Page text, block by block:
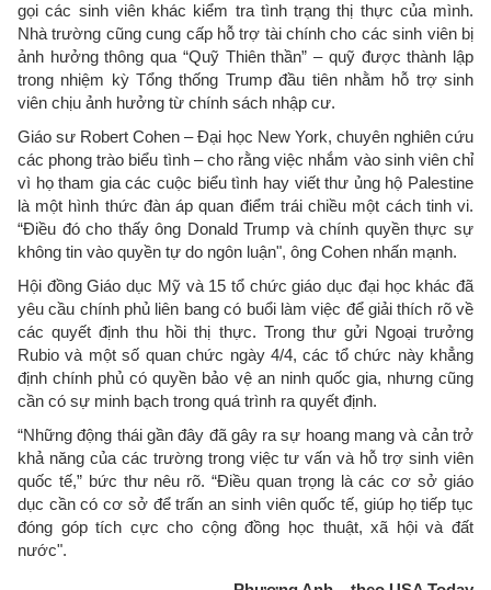
gọi các sinh viên khác kiểm tra tình trạng thị thực của mình.
Nhà trường cũng cung cấp hỗ trợ tài chính cho các sinh viên bị
ảnh hưởng thông qua “Quỹ Thiên thần” – quỹ được thành lập
trong nhiệm kỳ Tổng thống Trump đầu tiên nhằm hỗ trợ sinh
viên chịu ảnh hưởng từ chính sách nhập cư.
Giáo sư Robert Cohen – Đại học New York, chuyên nghiên cứu
các phong trào biểu tình – cho rằng việc nhắm vào sinh viên chỉ
vì họ tham gia các cuộc biểu tình hay viết thư ủng hộ Palestine
là một hình thức đàn áp quan điểm trái chiều một cách tinh vi.
“Điều đó cho thấy ông Donald Trump và chính quyền thực sự
không tin vào quyền tự do ngôn luận", ông Cohen nhấn mạnh.
Hội đồng Giáo dục Mỹ và 15 tổ chức giáo dục đại học khác đã
yêu cầu chính phủ liên bang có buổi làm việc để giải thích rõ về
các quyết định thu hồi thị thực. Trong thư gửi Ngoại trưởng
Rubio và một số quan chức ngày 4/4, các tổ chức này khẳng
định chính phủ có quyền bảo vệ an ninh quốc gia, nhưng cũng
cần có sự minh bạch trong quá trình ra quyết định.
“Những động thái gần đây đã gây ra sự hoang mang và cản trở
khả năng của các trường trong việc tư vấn và hỗ trợ sinh viên
quốc tế,” bức thư nêu rõ. “Điều quan trọng là các cơ sở giáo
dục cần có cơ sở để trấn an sinh viên quốc tế, giúp họ tiếp tục
đóng góp tích cực cho cộng đồng học thuật, xã hội và đất
nước".